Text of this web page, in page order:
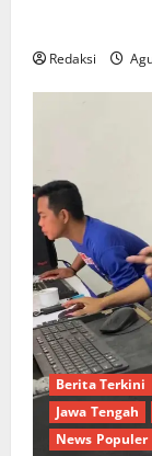
Redaksi
Berita Terkini
Jawa Tengah
News Populer